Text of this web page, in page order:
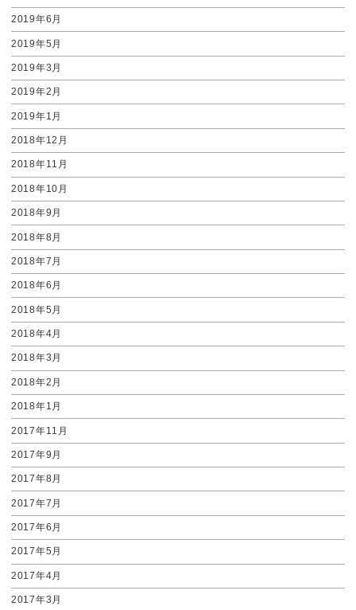
2019年6月
2019年5月
2019年3月
2019年2月
2019年1月
2018年12月
2018年11月
2018年10月
2018年9月
2018年8月
2018年7月
2018年6月
2018年5月
2018年4月
2018年3月
2018年2月
2018年1月
2017年11月
2017年9月
2017年8月
2017年7月
2017年6月
2017年5月
2017年4月
2017年3月